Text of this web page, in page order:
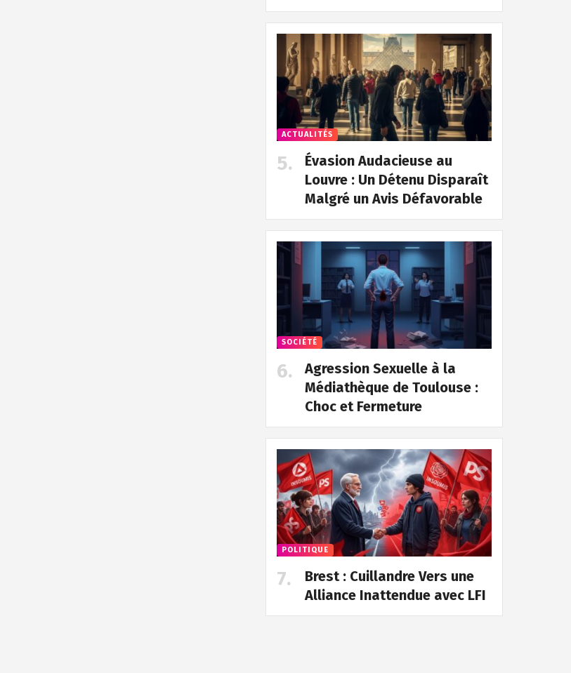
ACTUALITÉS
Évasion Audacieuse au
Louvre : Un Détenu Disparaît
Malgré un Avis Défavorable
SOCIÉTÉ
Agression Sexuelle à la
Médiathèque de Toulouse :
Choc et Fermeture
POLITIQUE
Brest : Cuillandre Vers une
Alliance Inattendue avec LFI